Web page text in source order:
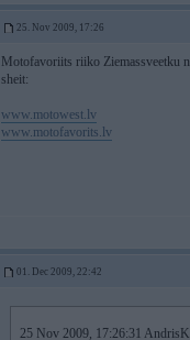
25. Nov 2009, 17:26
Motofavoriits riiko Ziemassveetku
sheit:
www.motowest.lv
www.motofavorits.lv
01. Dec 2009, 22:42
25 Nov 2009, 17:26:31